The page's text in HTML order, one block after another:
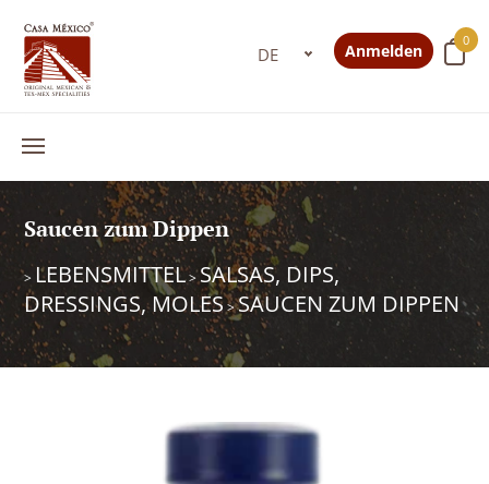
0
Anmelden
Saucen zum Dippen
> LEBENSMITTEL>SALSAS, DIPS,
DRESSINGS, MOLES>SAUCEN ZUM DIPPEN